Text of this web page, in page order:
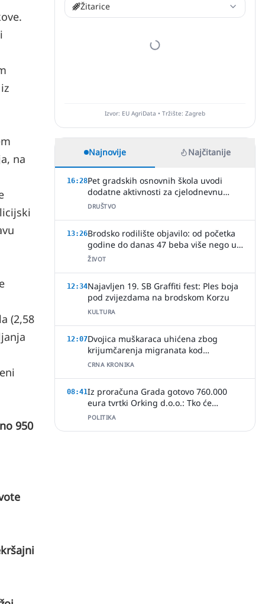
na
(2,58
950
Žitarice
Izvor: EU AgriData • Tržište: Zagreb
Najnovije Najčitanije
16:28Pet gradskih osnovnih škola uvodi
dodatne aktivnosti za cjelodnevnu
nastavu
DRUŠTVO
13:26Brodsko rodilište objavilo: od početka
godine do danas 47 beba više nego u
cijeloj 2025.!
ŽIVOT
12:34Najavljen 19. SB Graffiti fest: Ples boja
pod zvijezdama na brodskom Korzu
KULTURA
12:07Dvojica muškaraca uhićena zbog
krijumčarenja migranata kod
Slavonskog Šamca
CRNA KRONIKA
08:41Iz proračuna Grada gotovo 760.000
eura tvrtki Orking d.o.o.: Tko će
provjeriti način ugovaranja poslova?
POLITIKA